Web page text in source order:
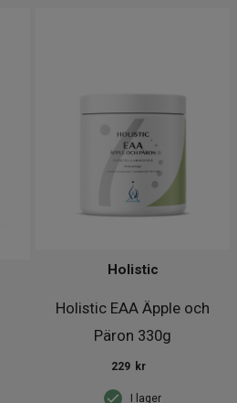
Holistic EAA Äpple och
Päron 330g
Holistic
I lager
229 kr